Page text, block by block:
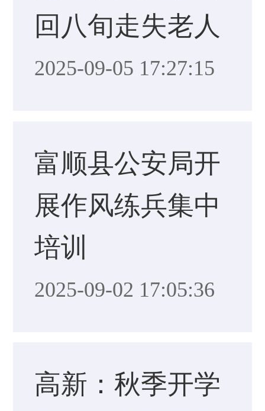
回八旬走失老人
2025-09-05 17:27:15
富顺县公安局开
展作风练兵集中
培训
2025-09-02 17:05:36
高新：秋季开学